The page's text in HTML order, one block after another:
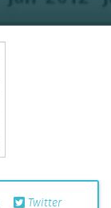
Twitter